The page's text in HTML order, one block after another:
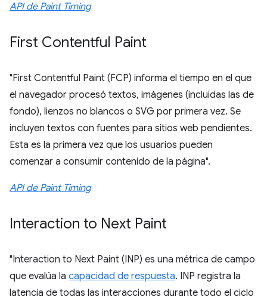
API de Paint Timing
First Contentful Paint
"First Contentful Paint (FCP) informa el tiempo en el que
el navegador procesó textos, imágenes (incluidas las de
fondo), lienzos no blancos o SVG por primera vez. Se
incluyen textos con fuentes para sitios web pendientes.
Esta es la primera vez que los usuarios pueden
comenzar a consumir contenido de la página".
API de Paint Timing
Interaction to Next Paint
"Interaction to Next Paint (INP) es una métrica de campo
que evalúa la capacidad de respuesta. INP registra la
latencia de todas las interacciones durante todo el ciclo